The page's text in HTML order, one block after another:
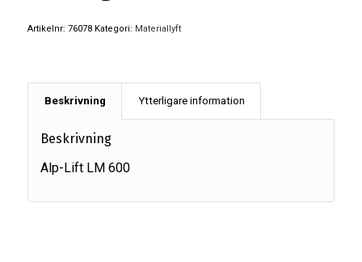
Artikelnr: 76078 Kategori: Materiallyft
Beskrivning Ytterligare information
Beskrivning
Alp-Lift LM 600